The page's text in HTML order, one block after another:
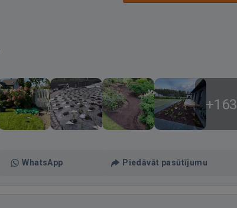
+163
WhatsApp Piedāvāt pasūtījumu